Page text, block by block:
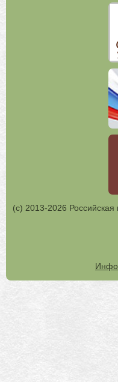
(с) 2013-2026 Российская